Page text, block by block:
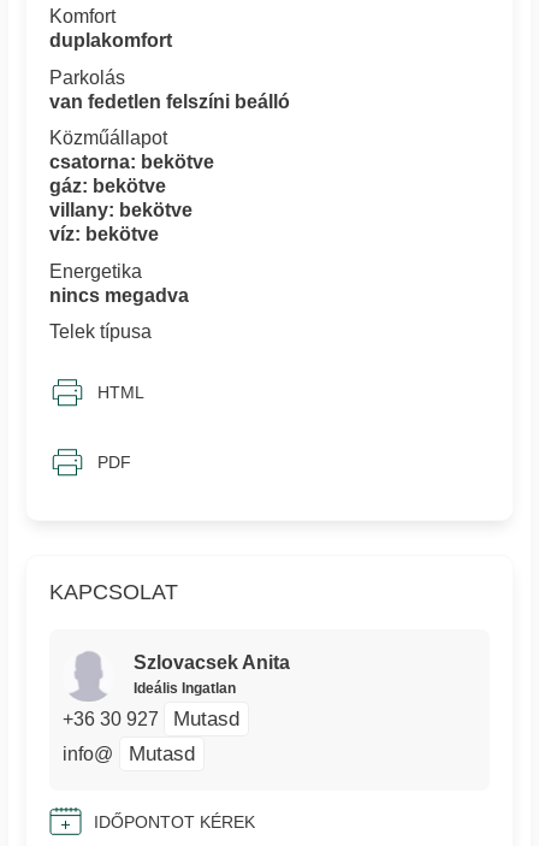
KAPCSOLAT
Szlovacsek Anita
Ideális Ingatlan
+36 30 927 Mutasd
info@ Mutasd
IDŐPONTOT KÉREK
Komfort
duplakomfort
Parkolás
van fedetlen felszíni beálló
Közműállapot
csatorna: bekötve
gáz: bekötve
villany: bekötve
víz: bekötve
Energetika
nincs megadva
Telek típusa
HTML
PDF